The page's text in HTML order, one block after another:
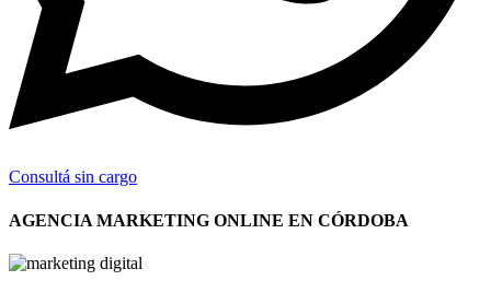
Consultá sin cargo
AGENCIA MARKETING ONLINE EN CÓRDOBA